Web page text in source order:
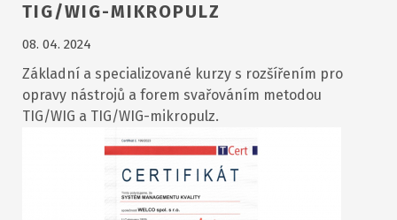
TIG/WIG-MIKROPULZ
08. 04. 2024
Základní a specializované kurzy s rozšířením pro
opravy nástrojů a forem svařováním metodou
TIG/WIG a TIG/WIG-mikropulz.